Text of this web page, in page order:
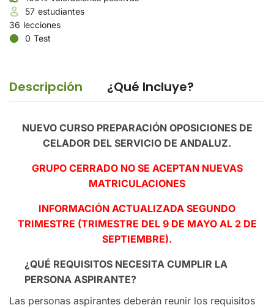
Descripción ¿Qué Incluye?
NUEVO CURSO PREPARACIÓN OPOSICIONES DE
CELADOR DEL SERVICIO DE ANDALUZ.
GRUPO CERRADO NO SE ACEPTAN NUEVAS
MATRICULACIONES
INFORMACIÓN ACTUALIZADA SEGUNDO
TRIMESTRE (TRIMESTRE DEL 9 DE MAYO AL 2 DE
SEPTIEMBRE).
¿QUÉ REQUISITOS NECESITA CUMPLIR LA
PERSONA ASPIRANTE?
Las personas aspirantes deberán reunir los requisitos
57 estudiantes
36 lecciones
0 Test